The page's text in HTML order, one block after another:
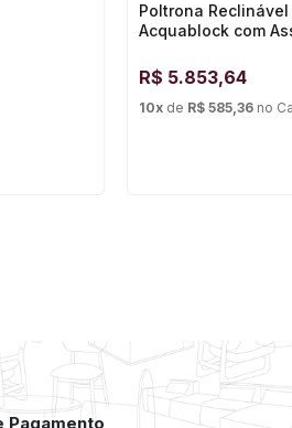
Poltrona
Acquablock com
R$ 5.853,64
10x de R$ 585,36 no
Pagamento